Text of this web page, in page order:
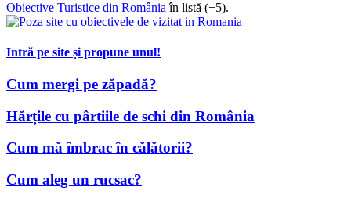
Intră pe site și propune unul!
Cum mergi pe zăpadă?
Hărțile cu pârtiile de schi din România
Cum mă îmbrac în călătorii?
Cum aleg un rucsac?
Cum "fac" rucsacul?